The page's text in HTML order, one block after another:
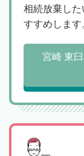
相続放棄し
すすめします
宮崎 東